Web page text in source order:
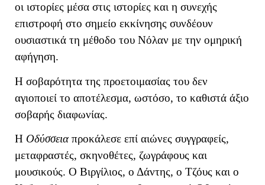
οι ιστορίες μέσα στις ιστορίες και η συνεχής
επιστροφή στο σημείο εκκίνησης συνδέουν
ουσιαστικά τη μέθοδο του Νόλαν με την ομηρική
αφήγηση.
Η σοβαρότητα της προετοιμασίας του δεν
αγιοποιεί το αποτέλεσμα, ωστόσο, το καθιστά άξιο
σοβαρής διαφωνίας.
Η Οδύσσειαπροκάλεσε επί αιώνες συγγραφείς,
μεταφραστές, σκηνοθέτες, ζωγράφους και
μουσικούς. Ο Βιργίλιος, ο Δάντης, ο Τζόυς και ο